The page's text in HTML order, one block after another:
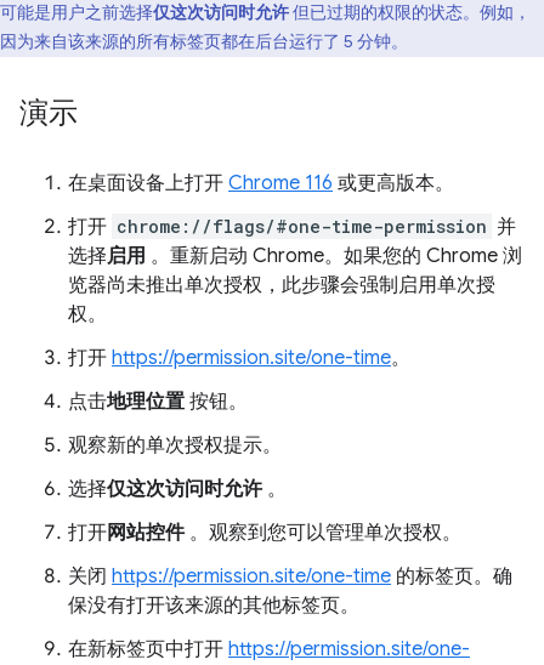
可能是用户之前选择仅这次访问时允许但已过期的权限的状态。例如，
因为来自该来源的所有标签页都在后台运行了 5 分钟。
演示
在桌面设备上打开 Chrome 116 或更高版本。
打开 chrome://flags/#one-time-permission 并
选择启用 。重新启动 Chrome。如果您的 Chrome 浏
览器尚未推出单次授权，此步骤会强制启用单次授
权。
打开 https://permission.site/one-time。
点击地理位置 按钮。
观察新的单次授权提示。
选择仅这次访问时允许 。
打开网站控件。观察到您可以管理单次授权。
关闭 https://permission.site/one-time 的标签页。确
保没有打开该来源的其他标签页。
在新标签页中打开 https://permission.site/one-